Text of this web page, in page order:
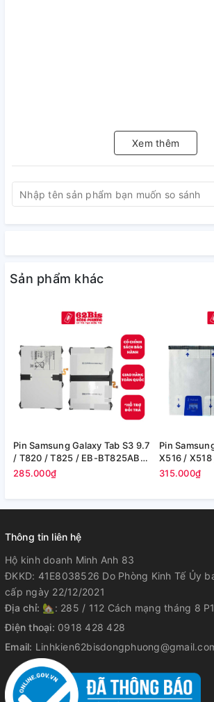
Xem thêm
Sản phẩm khác
Pin Samsung Galaxy Tab S3 9.7
/ T820 / T825 / EB-BT825ABE
- 6000 mAh (Zin hãng)
285.000₫
Pin
X516 /
8000mAh
315.000₫
Thông tin liên hệ
Hộ kinh doanh Minh Anh 83
ĐKKD: 41E8038526 Do Phòng Kinh Tế Ủy
cấp ngày 22/12/2021
Địa chỉ: 🏡: 285 / 112 Cách mạng tháng 8
Điện thoại: 0918 428 428
Email: